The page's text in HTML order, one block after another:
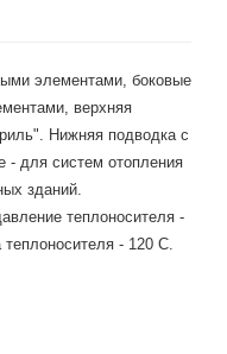
элементами, боковые
верхняя
Нижняя подводка с
- для систем отопления
зданий.
теплоносителя -
- 120 С.